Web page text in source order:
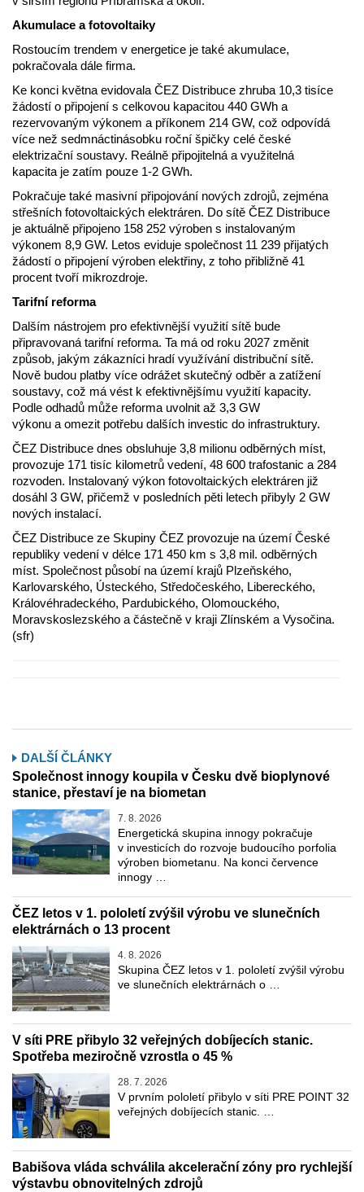
Akumulace a fotovoltaiky
Rostoucím trendem v energetice je také akumulace,
pokračovala dále firma.
Ke konci května evidovala ČEZ Distribuce zhruba 10,3 tisíce
žádostí o připojení s celkovou kapacitou 440 GWh a
rezervovaným výkonem a příkonem 214 GW, což odpovídá
více než sedmnáctinásobku roční špičky celé české
elektrizační soustavy. Reálně připojitelná a využitelná
kapacita je zatím pouze 1-2 GWh.
Pokračuje také masivní připojování nových zdrojů, zejména
střešních fotovoltaických elektráren. Do sítě ČEZ Distribuce
je aktuálně připojeno 158 252 výroben s instalovaným
výkonem 8,9 GW. Letos eviduje společnost 11 239 přijatých
žádostí o připojení výroben elektřiny, z toho přibližně 41
procent tvoří mikrozdroje.
Tarifní reforma
Dalším nástrojem pro efektivnější využití sítě bude
připravovaná tarifní reforma. Ta má od roku 2027 změnit
způsob, jakým zákazníci hradí využívání distribuční sítě.
Nově budou platby více odrážet skutečný odběr a zatížení
soustavy, což má vést k efektivnějšímu využití kapacity.
Podle odhadů může reforma uvolnit až 3,3 GW
výkonu a omezit potřebu dalších investic do infrastruktury.
ČEZ Distribuce dnes obsluhuje 3,8 milionu odběrných míst,
provozuje 171 tisíc kilometrů vedení, 48 600 trafostanic a 284
rozvoden. Instalovaný výkon fotovoltaických elektráren již
dosáhl 3 GW, přičemž v posledních pěti letech přibyly 2 GW
nových instalací.
ČEZ Distribuce ze Skupiny ČEZ provozuje na území České
republiky vedení v délce 171 450 km s 3,8 mil. odběrných
míst. Společnost působí na území krajů Plzeňského,
Karlovarského, Ústeckého, Středočeského, Libereckého,
Královéhradeckého, Pardubického, Olomouckého,
Moravskoslezského a částečně v kraji Zlínském a Vysočina.
(sfr)
DALŠÍ ČLÁNKY
Společnost innogy koupila v Česku dvě bioplynové
stanice, přestaví je na biometan
7. 8. 2026
Energetická skupina innogy pokračuje
v investicích do rozvoje budoucího porfolia
výroben biometanu. Na konci července
innogy …
ČEZ letos v 1. pololetí zvýšil výrobu ve slunečních
elektrárnách o 13 procent
4. 8. 2026
Skupina ČEZ letos v 1. pololetí zvýšil výrobu
ve slunečních elektrárnách o …
V síti PRE přibylo 32 veřejných dobíjecích stanic.
Spotřeba meziročně vzrostla o 45 %
28. 7. 2026
V prvním pololetí přibylo v síti PRE POINT 32
veřejných dobíjecích stanic. …
Babišova vláda schválila akcelerační zóny pro rychlejší
výstavbu obnovitelných zdrojů